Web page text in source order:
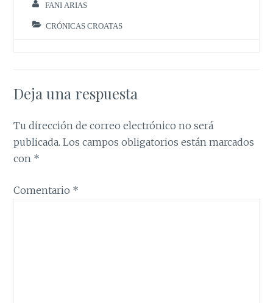
FANI ARIAS
CRÓNICAS CROATAS
Deja una respuesta
Tu dirección de correo electrónico no será
publicada. Los campos obligatorios están marcados
con *
Comentario *